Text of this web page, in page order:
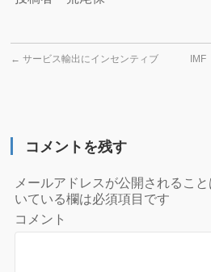
← サービス輸出にインセンティブ
IMF
コメントを残す
メールアドレスが公開されること
いている欄は必須項目です
コメント